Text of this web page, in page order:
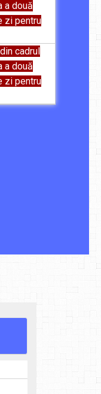
a două
zi pentru
cadrul
a două
zi pentru